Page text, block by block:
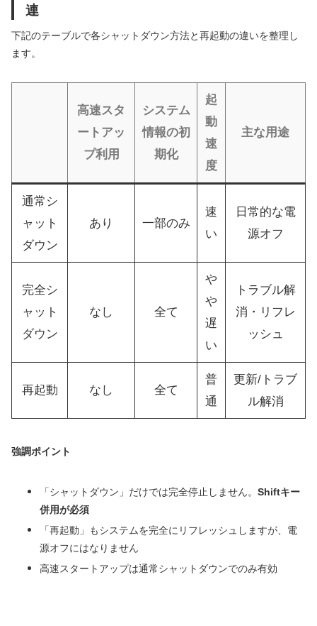
連
下記のテーブルで各シャットダウン方法と再起動の違いを整理し
ます。
高速スタ
ートアッ
プ利用
システム
情報の初
期化
起
動
速
度
主な用途
通常シ
ャット
ダウン
あり 一部のみ
速
い
日常的な電
源オフ
完全シ
ャット
ダウン
なし 全て
や
や
遅
い
トラブル解
消・リフレ
ッシュ
再起動 なし 全て
普
通
更新/トラブ
ル解消
強調ポイント
「シャットダウン」だけでは完全停止しません。 Shiftキー
併用が必須
「再起動」もシステムを完全にリフレッシュしますが、電
源オフにはなりません
高速スタートアップは通常シャットダウンでのみ有効